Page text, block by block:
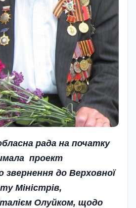
рада на початку
проект
звернення до Верховної
Міністрів,
Олуйком, щодо